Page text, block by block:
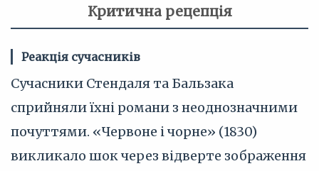
Критична рецепція
Реакція сучасників
Сучасники Стендаля та Бальзака
сприйняли їхні романи з неоднозначними
почуттями. «Червоне і чорне» (1830)
викликало шок через відверте зображення